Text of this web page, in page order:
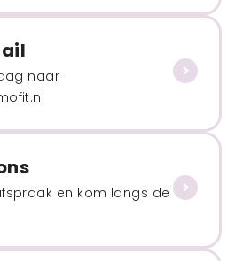
naar
en kom langs de